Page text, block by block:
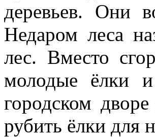
деревьев. Они
Недаром леса
лес. Вместо
молодые ёлки
городском
рубить ёлки для